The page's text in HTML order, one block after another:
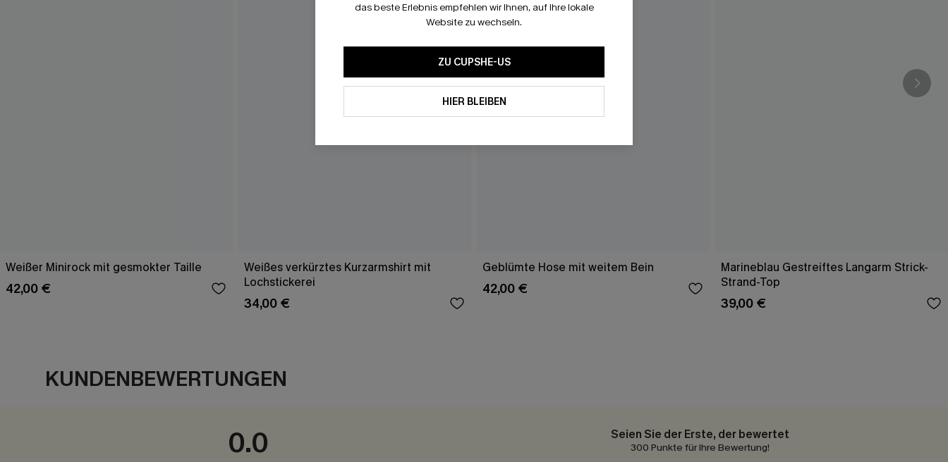
Weißer Minirock mit gesmokter Taille
42,00 €
Weißes verkürztes Kurzarmshirt mit
Lochstickerei
34,00 €
Geblümte Hose mit weitem Bein
42,00 €
Marineblau Gestreiftes Langarm Strick-
Strand-Top
39,00 €
KUNDENBEWERTUNGEN
0.0 Seien Sie der Erste, der bewertet
300 Punkte für Ihre Bewertung!
das beste Erlebnis empfehlen wir Ihnen, auf Ihre lokale
Website zu wechseln.
ZU CUPSHE-US
HIER BLEIBEN